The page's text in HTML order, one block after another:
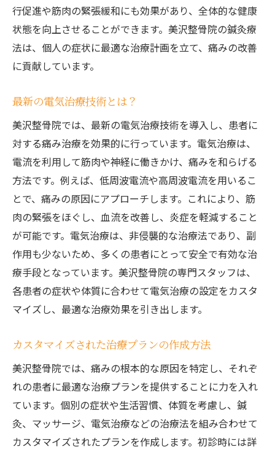
患者の生活習慣に合わせた治療
持続的な痛み解消のためのアプローチ
治療後のフォローアップとサポート
患者とのコミュニケーションを重視美沢整骨院
患者との信頼関係構築の重要性
コミュニケーションを通じた治療効果の向
上
患者の声を反映した治療法の改善
治療中のコミュニケーションの実例
患者満足度を高めるための取り組み
カウンセリングの役割とその効果
北広島市の美沢整骨院で痛みの原因にアプロー
チ
痛みの原因を特定するための診断法
根本原因にアプローチする治療法
痛みの再発防止に向けた取り組み
患者の痛みの履歴を追跡する方法
美沢整骨院の鍼灸とマッサージによる痛み治療
鍼灸とマッサージの併用効果
行促進や筋肉の緊張緩和にも効果があり、全体的な健康
状態を向上させることができます。美沢整骨院の鍼灸療
法は、個人の症状に最適な治療計画を立て、痛みの改善
に貢献しています。
最新の電気治療技術とは？
美沢整骨院では、最新の電気治療技術を導入し、患者に
対する痛み治療を効果的に行っています。電気治療は、
電流を利用して筋肉や神経に働きかけ、痛みを和らげる
方法です。例えば、低周波電流や高周波電流を用いるこ
とで、痛みの原因にアプローチします。これにより、筋
肉の緊張をほぐし、血流を改善し、炎症を軽減すること
が可能です。電気治療は、非侵襲的な治療法であり、副
作用も少ないため、多くの患者にとって安全で有効な治
療手段となっています。美沢整骨院の専門スタッフは、
各患者の症状や体質に合わせて電気治療の設定をカスタ
マイズし、最適な治療効果を引き出します。
カスタマイズされた治療プランの作成方法
美沢整骨院では、痛みの根本的な原因を特定し、それぞ
れの患者に最適な治療プランを提供することに力を入れ
ています。個別の症状や生活習慣、体質を考慮し、鍼
灸、マッサージ、電気治療などの治療法を組み合わせて
カスタマイズされたプランを作成します。初診時には詳